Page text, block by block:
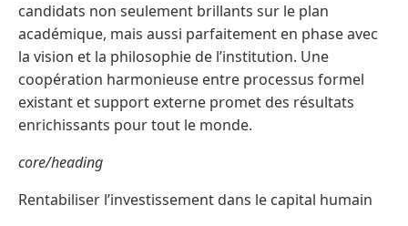
candidats non seulement brillants sur le plan
académique, mais aussi parfaitement en phase avec
la vision et la philosophie de l’institution. Une
coopération harmonieuse entre processus formel
existant et support externe promet des résultats
enrichissants pour tout le monde.
core/heading
Rentabiliser l’investissement dans le capital humain